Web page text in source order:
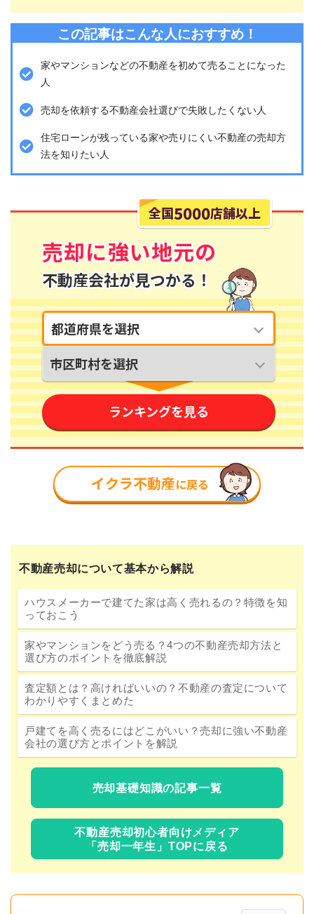
この記事はこんな人におすすめ！
家やマンションなどの不動産を初めて売ることになった
人
売却を依頼する不動産会社選びで失敗したくない人
住宅ローンが残っている家や売りにくい不動産の売却方
法を知りたい人
不動産売却について基本から解説
ハウスメーカーで建てた家は高く売れるの？特徴を知
っておこう
家やマンションをどう売る？4つの不動産売却方法と
選び方のポイントを徹底解説
査定額とは？高ければいいの？不動産の査定について
わかりやすくまとめた
戸建てを高く売るにはどこがいい？売却に強い不動産
会社の選び方とポイントを解説
売却基礎知識の記事一覧
不動産売却初心者向けメディア
「売却一年生」TOPに戻る